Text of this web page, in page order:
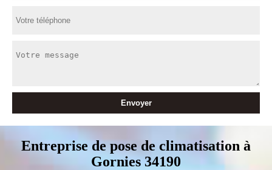
Entreprise de pose de climatisation à
Gornies 34190